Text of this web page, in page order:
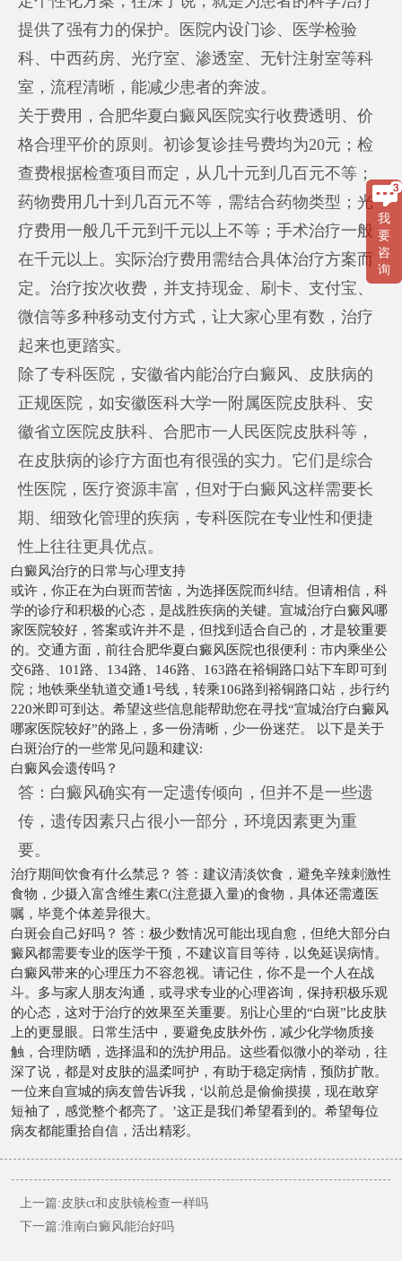
提供了强有力的保护。医院内设门诊、医学检验
科、中西药房、光疗室、渗透室、无针注射室等科
室，流程清晰，能减少患者的奔波。
关于费用，合肥华夏白癜风医院实行收费透明、价
格合理平价的原则。初诊复诊挂号费均为20元；检
查费根据检查项目而定，从几十元到几百元不等；
药物费用几十到几百元不等，需结合药物类型；光
疗费用一般几千元到千元以上不等；手术治疗一般
在千元以上。实际治疗费用需结合具体治疗方案而
定。治疗按次收费，并支持现金、刷卡、支付宝、
微信等多种移动支付方式，让大家心里有数，治疗
起来也更踏实。
除了专科医院，安徽省内能治疗白癜风、皮肤病的
正规医院，如安徽医科大学一附属医院皮肤科、安
徽省立医院皮肤科、合肥市一人民医院皮肤科等，
在皮肤病的诊疗方面也有很强的实力。它们是综合
性医院，医疗资源丰富，但对于白癜风这样需要长
期、细致化管理的疾病，专科医院在专业性和便捷
性上往往更具优点。
白癜风治疗的日常与心理支持
或许，你正在为白斑而苦恼，为选择医院而纠结。但请相信，科
学的诊疗和积极的心态，是战胜疾病的关键。宣城治疗白癜风哪
家医院较好，答案或许并不是，但找到适合自己的，才是较重要
的。交通方面，前往合肥华夏白癜风医院也很便利：市内乘坐公
交6路、101路、134路、146路、163路在裕铜路口站下车即可到
院；地铁乘坐轨道交通1号线，转乘106路到裕铜路口站，步行约
220米即可到达。希望这些信息能帮助您在寻找“宣城治疗白癜风
哪家医院较好”的路上，多一份清晰，少一份迷茫。 以下是关于
白斑治疗的一些常见问题和建议:
白癜风会遗传吗？
答：白癜风确实有一定遗传倾向，但并不是一些遗
传，遗传因素只占很小一部分，环境因素更为重
要。
治疗期间饮食有什么禁忌？ 答：建议清淡饮食，避免辛辣刺激性
食物，少摄入富含维生素C(注意摄入量)的食物，具体还需遵医
嘱，毕竟个体差异很大。
白斑会自己好吗？ 答：极少数情况可能出现自愈，但绝大部分白
癜风都需要专业的医学干预，不建议盲目等待，以免延误病情。
白癜风带来的心理压力不容忽视。请记住，你不是一个人在战
斗。多与家人朋友沟通，或寻求专业的心理咨询，保持积极乐观
的心态，这对于治疗的效果至关重要。别让心里的“白斑”比皮肤
上的更显眼。日常生活中，要避免皮肤外伤，减少化学物质接
触，合理防晒，选择温和的洗护用品。这些看似微小的举动，往
深了说，都是对皮肤的温柔呵护，有助于稳定病情，预防扩散。
一位来自宣城的病友曾告诉我，‘以前总是偷偷摸摸，现在敢穿
短袖了，感觉整个都亮了。’这正是我们希望看到的。希望每位
病友都能重拾自信，活出精彩。
上一篇:皮肤ct和皮肤镜检查一样吗
下一篇:淮南白癜风能治好吗
我
要
咨
询